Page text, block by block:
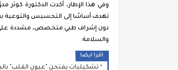
تهدف أساسًا إلى التحسيس والتوعية
دون إشراف طبي متخصص، مشددة على
والسلامة.
اقرا ايضا
تشكيليات يفتحن "عيون القلب"